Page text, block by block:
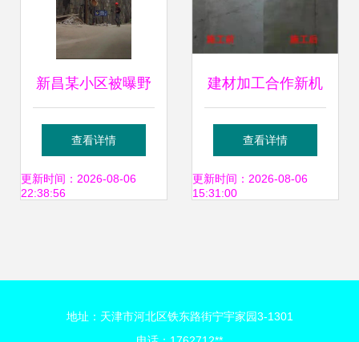
新昌某小区被曝野
蛮施工，建筑材料
堆放杂乱引业主担
查看详情
更新时间：2026-08-06
22:38:56
建材加工合作新机
遇 八方资源网构筑
建筑材料行业桥梁
查看详情
更新时间：2026-08-06
15:31:00
地址：天津市河北区铁东路街宁宇家园3-1301